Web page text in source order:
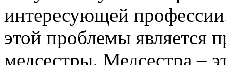
интересующей
этой проблемы является
медсестры. Медсестра –